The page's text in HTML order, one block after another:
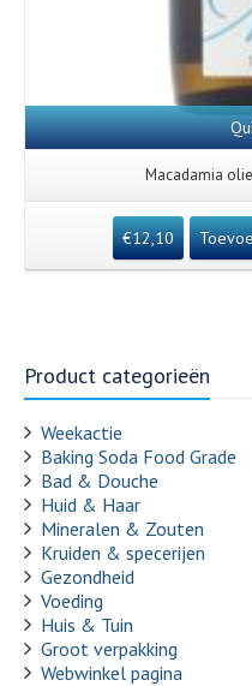
Macadamia
€12,10
Product categorieën
Weekactie
Baking Soda Food Grade
Bad & Douche
Huid & Haar
Mineralen & Zouten
Kruiden & specerijen
Gezondheid
Voeding
Huis & Tuin
Groot verpakking
Webwinkel pagina